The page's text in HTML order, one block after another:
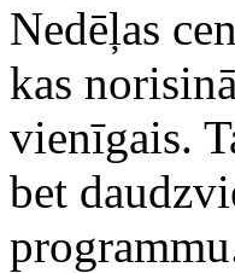
Nedēļas
kas
vienīgais.
bet